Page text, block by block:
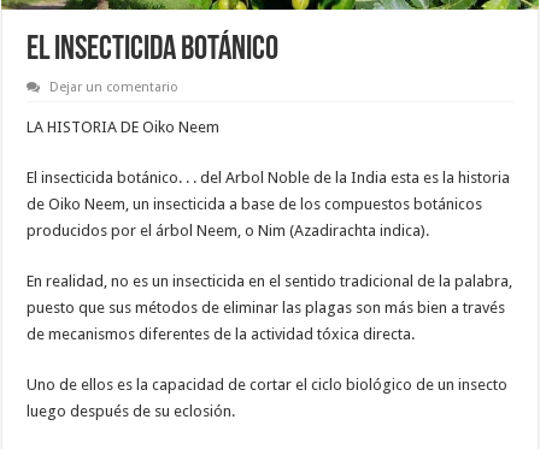
El insecticida botánico
Dejar un comentario
LA HISTORIA DE Oiko Neem
El insecticida botánico. . . del Arbol Noble de la India esta es la historia
de Oiko Neem, un insecticida a base de los compuestos botánicos
producidos por el árbol Neem, o Nim (Azadirachta indica).
En realidad, no es un insecticida en el sentido tradicional de la palabra,
puesto que sus métodos de eliminar las plagas son más bien a través
de mecanismos diferentes de la actividad tóxica directa.
Uno de ellos es la capacidad de cortar el ciclo biológico de un insecto
luego después de su eclosión.